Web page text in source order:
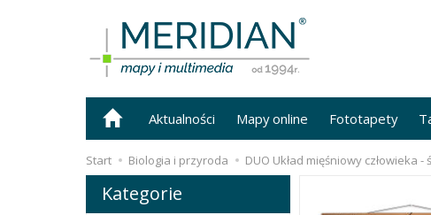
Aktualności Mapy online Fototapety
Start Biologia i przyroda DUO Układ mięśniowy człowieka
Kategorie